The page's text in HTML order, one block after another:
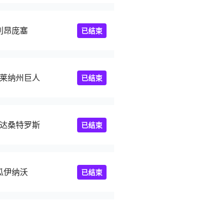
昂庞塞 已结束
纳州巨人 已结束
桑特罗斯 已结束
伊纳沃 已结束